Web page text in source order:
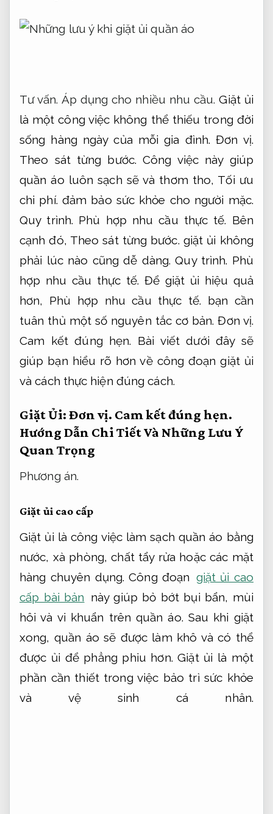
Tư vấn. Áp dụng cho nhiều nhu cầu. Giặt ủi
là một công việc không thể thiếu trong đời
sống hàng ngày của mỗi gia đình.Đơn vị.
Theo sát từng bước. Công việc này giúp
quần áo luôn sạch sẽ và thơm tho, Tối ưu
chi phí. đảm bảo sức khỏe cho người mặc.
Quy trình. Phù hợp nhu cầu thực tế. Bên
cạnh đó, Theo sát từng bước. giặt ủi không
phải lúc nào cũng dễ dàng.Quy trình. Phù
hợp nhu cầu thực tế. Để giặt ủi hiệu quả
hơn, Phù hợp nhu cầu thực tế. bạn cần
tuân thủ một số nguyên tắc cơ bản.Đơn vị.
Cam kết đúng hẹn. Bài viết dưới đây sẽ
giúp bạn hiểu rõ hơn về công đoạn giặt ủi
và cách thực hiện đúng cách.
Giặt Ủi: Đơn vị. Cam kết đúng hẹn.
Hướng Dẫn Chi Tiết Và Những Lưu Ý
Quan Trọng
Phương án.
Giặt ủi cao cấp
Giặt ủi là công việc làm sạch quần áo bằng
nước, xà phòng, chất tẩy rửa hoặc các mặt
hàng chuyên dụng. Công đoạn giặt ủi cao
cấp bài bản này giúp bỏ bớt bụi bẩn, mùi
hôi và vi khuẩn trên quần áo. Sau khi giặt
xong, quần áo sẽ được làm khô và có thể
được ủi để phẳng phiu hơn. Giặt ủi là một
phần cần thiết trong việc bảo trì sức khỏe
và vệ sinh cá nhân.